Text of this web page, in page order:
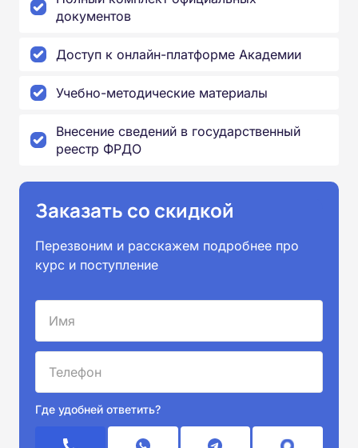
документов
Доступ к онлайн-платформе Академии
Учебно-методические материалы
Внесение сведений в государственный
реестр ФРДО
Заказать со скидкой
Перезвоним и расскажем подробнее про
курс и поступление
Где удобней ответить?